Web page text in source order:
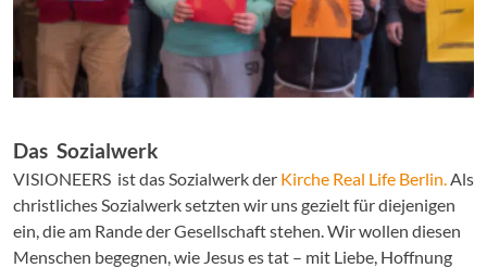
Das Sozialwerk
VISIONEERS ist das Sozialwerk der Kirche Real Life Berlin.Als
christliches Sozialwerk setzten wir uns gezielt für diejenigen
ein, die am Rande der Gesellschaft stehen. Wir wollen diesen
Menschen begegnen, wie Jesus es tat – mit Liebe, Hoffnung